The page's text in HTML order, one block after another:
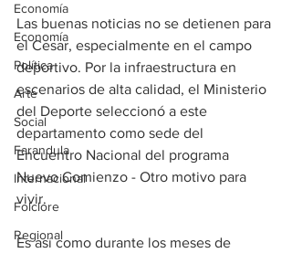
Economía
Economía
Política
Arte
Social
Farandula
Internacional
Folclore
Regional
Las buenas noticias no se detienen para
el Cesar, especialmente en el campo
deportivo. Por la infraestructura en
escenarios de alta calidad, el Ministerio
del Deporte seleccionó a este
departamento como sede del
Encuentro Nacional del programa
Nuevo Comienzo - Otro motivo para
vivir.
Es así como durante los meses de